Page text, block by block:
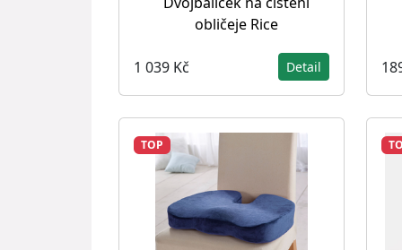
obličeje Rice
1 039 Kč Detail
TOP